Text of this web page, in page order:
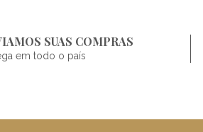
SUAS COMPRAS
em todo o país